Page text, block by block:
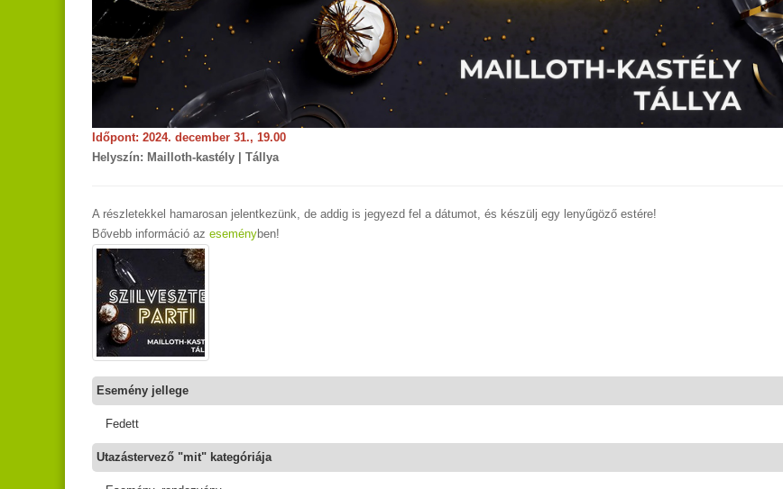
Időpont: 2024. december 31., 19.00
Helyszín: Mailloth-kastély | Tállya
A részletekkel hamarosan jelentkezünk, de addig is jegyezd fel a dátumot, és készülj egy lenyűgöző estére!
Bővebb információ az eseményben!
Esemény jellege
Fedett
Utazástervező "mit" kategóriája